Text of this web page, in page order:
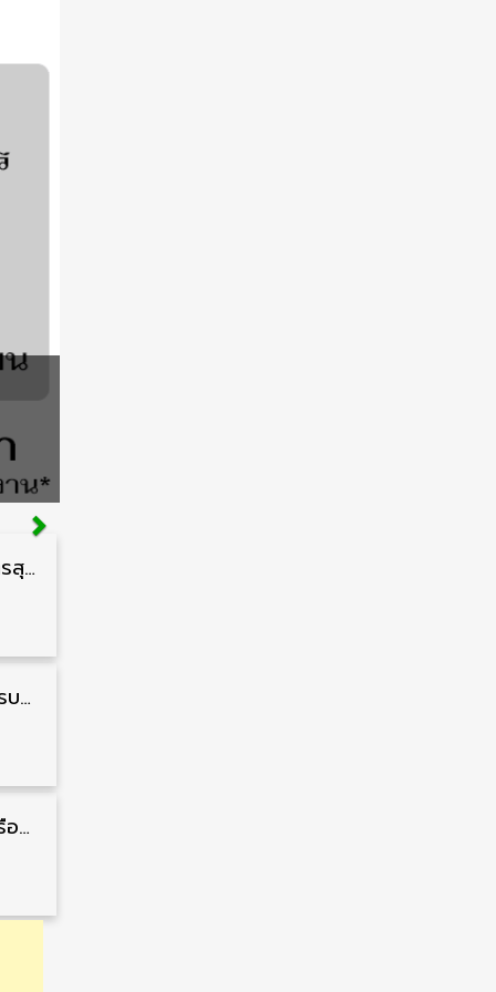
กรมสนับสนุนบริการสุขภาพ รับสมัครคัดเลือกพนักงานราชการ วุฒิ ปวส./ป.ตรี 13 อัตรา รับสมัคร 11 – 20 สิงหาคม
กรมพลาธิการทหารบก รับสมัครพนักงานราชการ วุฒิ ม.3/ม.6/ปวช. 66 อัตรา รับสมัคร 10 – 17 สิงหาคม
สถาบันการบินพลเรือน รับสมัครคัดเลือกเป็นพนักงาน วุฒิ ป.ตรี/ป.โท/ป.เอก 11 อัตรา รับสมัคร 27 กรกฎาคม – 10 สิงหาคม